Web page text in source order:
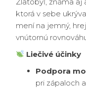
ktorá v sebe
mení na jemný,
vnútornú
Liečivé účinky
Podpora
pri zápaloch